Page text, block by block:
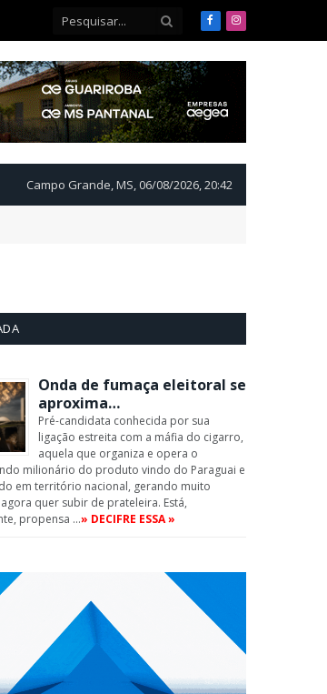
FacebookInstagram
Campo Grande, MS, 06/08/2026, 20:42
Onda de fumaça eleitoral se
aproxima…
Pré-candidata conhecida por sua
ligação estreita com a máfia do cigarro,
aquela que organiza e opera o
milionário do produto vindo do Paraguai e
em território nacional, gerando muito
quer subir de prateleira. Está,
propensa …» DECIFRE ESSA »